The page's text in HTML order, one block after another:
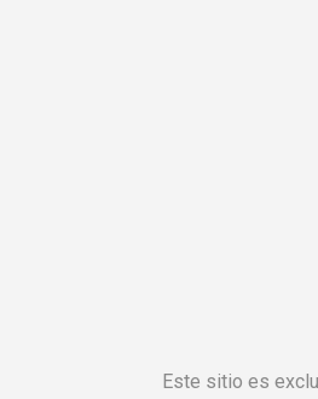
Este sitio es